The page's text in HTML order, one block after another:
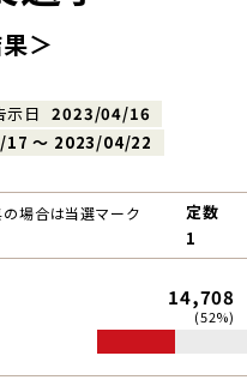
＞
示日
2023/04/16
〜 2023/04/22
場合は当選マーク
定数
1
14,708
(52%)